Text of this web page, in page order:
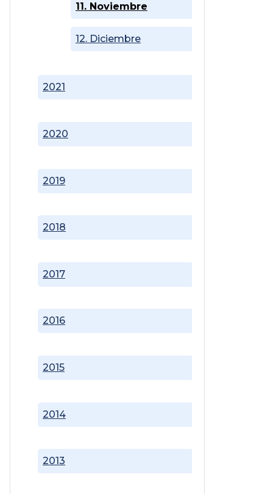
2013
2014
2015
2016
2017
2018
2019
2020
2021
11. Noviembre
12. Diciembre